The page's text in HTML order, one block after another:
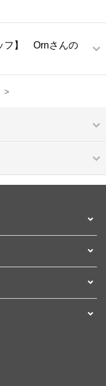
フ】 Ornさんの
>